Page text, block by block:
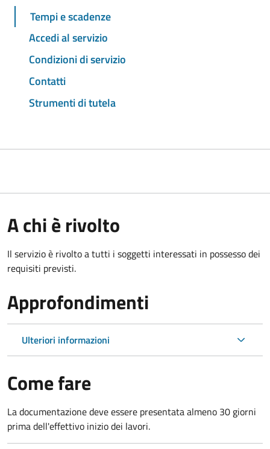
Tempi e scadenze
Accedi al servizio
Condizioni di servizio
Contatti
Strumenti di tutela
A chi è rivolto
Il servizio è rivolto a tutti i soggetti interessati in possesso dei
requisiti previsti.
Approfondimenti
Ulteriori informazioni
Come fare
La documentazione deve essere presentataalmeno 30 giorni
prima dell'effettivo inizio dei lavori.